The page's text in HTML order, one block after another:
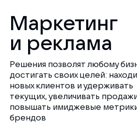
Маркетинг
и реклама
Решения позволят любому
достигать своих целей:
новых клиентов и удерживать
текущих, увеличивать
повышать имиджевые
брендов